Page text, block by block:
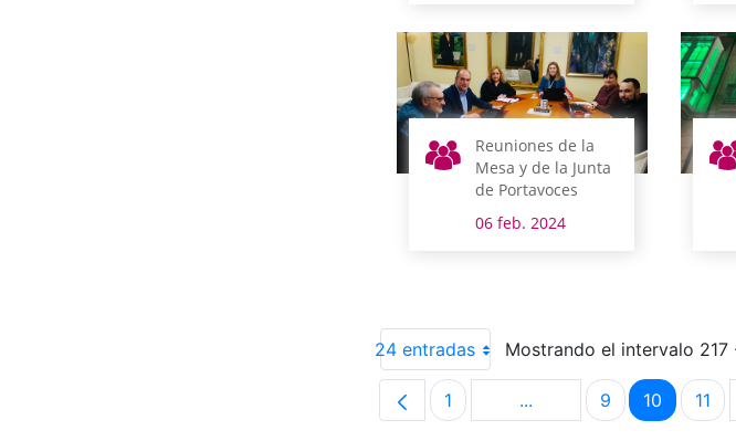
Reuniones de la
Mesa y de la Junta
de Portavoces
06 feb. 2024
24 entradas Mostrando el intervalo
Página
1 ...Páginas intermedias
Página
9 Página
10 11